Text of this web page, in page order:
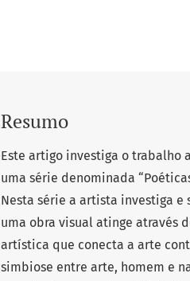
Resumo
Este artigo investiga o trabalho
uma série denominada
Nesta série a artista investiga e
uma obra visual atinge através
artística que conecta a arte
simbiose entre arte, homem e